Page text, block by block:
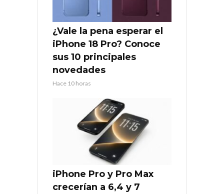
¿Vale la pena esperar el
iPhone 18 Pro? Conoce
sus 10 principales
novedades
Hace 10 horas
iPhone Pro y Pro Max
crecerían a 6,4 y 7